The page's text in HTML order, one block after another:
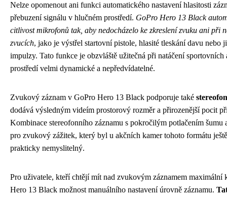
Nelze opomenout ani funkci automatického nastavení hlasitosti
přebuzení signálu v hlučném prostředí. GoPro Hero 13 Black
citlivost mikrofonů tak, aby nedocházelo ke zkreslení zvuku ani při
zvucích, jako je výstřel startovní pistole, hlasité tleskání davu nebo
impulzy. Tato funkce je obzvláště užitečná při natáčení
prostředí velmi dynamické a nepředvídatelné.
Zvukový záznam v GoPro Hero 13 Black podporuje také
dodává výsledným videím prostorový rozměr a přirozenější pocit
Kombinace stereofonního záznamu s pokročilým potlačením šumu
pro zvukový zážitek, který byl u akčních kamer tohoto formátu
prakticky nemyslitelný.
Pro uživatele, kteří chtějí mít nad zvukovým záznamem maximální
Hero 13 Black možnost manuálního nastavení úrovně záznamu.